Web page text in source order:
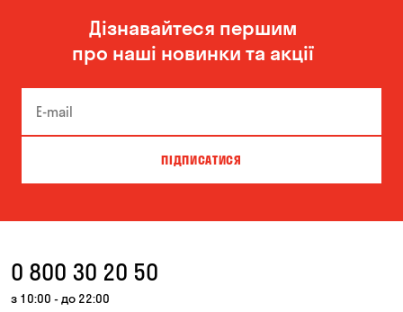
Дізнавайтеся першим
про наші новинки та акції
ПІДПИСАТИСЯ
0 800 30 20 50
з 10:00 - до 22:00